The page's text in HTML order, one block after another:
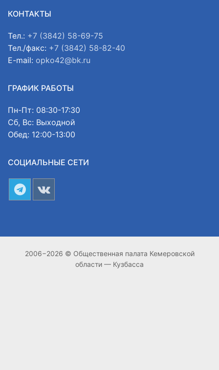
КОНТАКТЫ
Тел.: +7 (3842) 58-69-75
Тел./факс: +7 (3842) 58-82-40
E-mail: opko42@bk.ru
ГРАФИК РАБОТЫ
Пн-Пт: 08:30-17:30
Сб, Вс: Выходной
Обед: 12:00-13:00
СОЦИАЛЬНЫЕ СЕТИ
2006−2026 © Общественная палата Кемеровской
области — Кузбасса